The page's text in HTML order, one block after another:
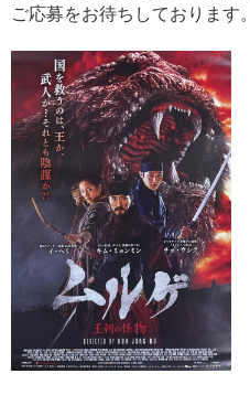
ご応募をお待ちしております。